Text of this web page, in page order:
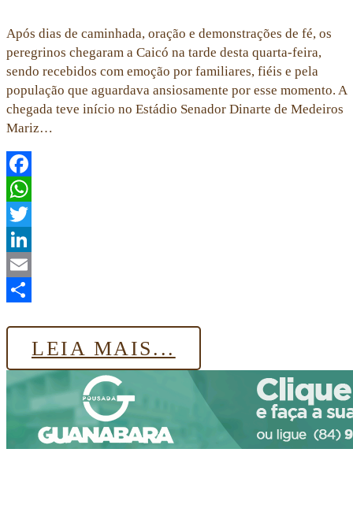
Após dias de caminhada, oração e demonstrações de fé, os
peregrinos chegaram a Caicó na tarde desta quarta-feira,
sendo recebidos com emoção por familiares, fiéis e pela
população que aguardava ansiosamente por esse momento. A
chegada teve início no Estádio Senador Dinarte de Medeiros
Mariz…
Facebook
WhatsApp
Twitter
LinkedIn
Email
LEIA MAIS...